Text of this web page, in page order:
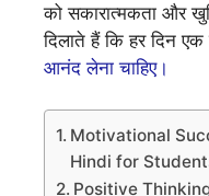
को सकारात्मकता और
दिलाते हैं कि हर दिन
आनंद लेना चाहिए।
Motivational
Hindi for
Positive